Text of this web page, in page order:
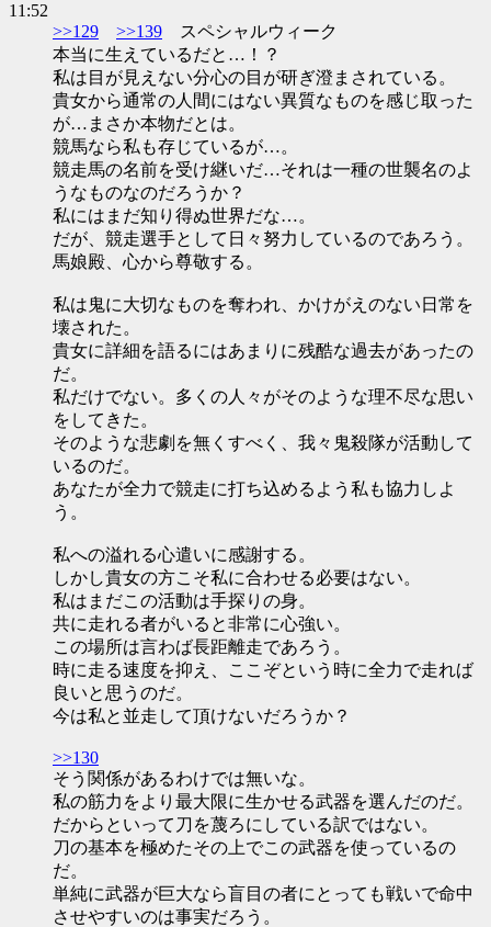
11:52
>>129
>>139 スペシャルウィーク
本当に生えているだと…！？
私は目が見えない分心の目が研ぎ澄まされている。
貴女から通常の人間にはない異質なものを感じ取った
が…まさか本物だとは。
競馬なら私も存じているが…。
競走馬の名前を受け継いだ…それは一種の世襲名のよ
うなものなのだろうか？
私にはまだ知り得ぬ世界だな…。
だが、競走選手として日々努力しているのであろう。
馬娘殿、心から尊敬する。
私は鬼に大切なものを奪われ、かけがえのない日常を
壊された。
貴女に詳細を語るにはあまりに残酷な過去があったの
だ。
私だけでない。多くの人々がそのような理不尽な思い
をしてきた。
そのような悲劇を無くすべく、我々鬼殺隊が活動して
いるのだ。
あなたが全力で競走に打ち込めるよう私も協力しよ
う。
私への溢れる心遣いに感謝する。
しかし貴女の方こそ私に合わせる必要はない。
私はまだこの活動は手探りの身。
共に走れる者がいると非常に心強い。
この場所は言わば長距離走であろう。
時に走る速度を抑え、ここぞという時に全力で走れば
良いと思うのだ。
今は私と並走して頂けないだろうか？
>>130
そう関係があるわけでは無いな。
私の筋力をより最大限に生かせる武器を選んだのだ。
だからといって刀を蔑ろにしている訳ではない。
刀の基本を極めたその上でこの武器を使っているの
だ。
単純に武器が巨大なら盲目の者にとっても戦いで命中
させやすいのは事実だろう。